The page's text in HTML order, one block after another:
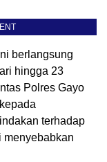
berlangsung
hingga 23
Polres Gayo
terhadap
menyebabkan